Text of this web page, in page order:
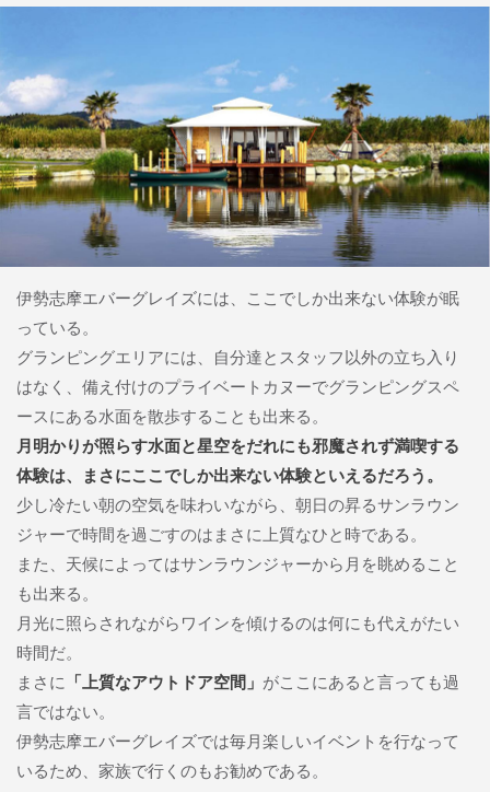
伊勢志摩エバーグレイズには、ここでしか出来ない体験が眠
っている。
グランピングエリアには、自分達とスタッフ以外の立ち入り
はなく、備え付けのプライベートカヌーでグランピングスペ
ースにある水面を散歩することも出来る。
月明かりが照らす水面と星空をだれにも邪魔されず満喫する
体験は、まさにここでしか出来ない体験といえるだろう。
少し冷たい朝の空気を味わいながら、朝日の昇るサンラウン
ジャーで時間を過ごすのはまさに上質なひと時である。
また、天候によってはサンラウンジャーから月を眺めること
も出来る。
月光に照らされながらワインを傾けるのは何にも代えがたい
時間だ。
まさに
「上質なアウトドア空間」 がここにあると言っても過
言ではない。
伊勢志摩エバーグレイズでは毎月楽しいイベントを行なって
いるため、家族で行くのもお勧めである。